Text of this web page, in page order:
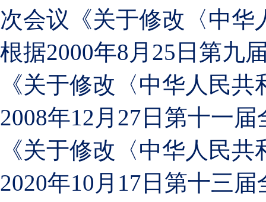
次会议《关于修改〈中
根据2000年8月25日第九
《关于修改〈中华人民
2008年12月27日第十一
《关于修改〈中华人民
2020年10月17日第十三